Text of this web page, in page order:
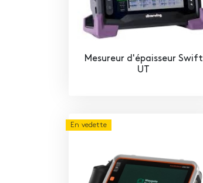
Mesureur d'épaisseur Swift
UT
En vedette